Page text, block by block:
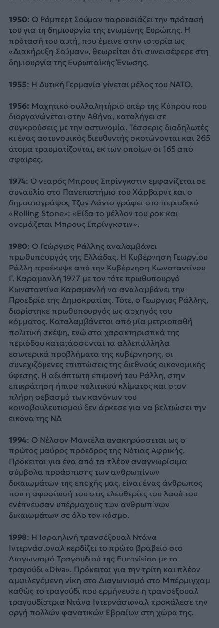
1950: Ο Ρόμπερτ Σούμαν παρουσιάζει την πρότασή
του για τη δημιουργία της ενωμένης Ευρώπης. Η
πρότασή του αυτή, που έμεινε στην ιστορία ως
«Διακήρυξη Σούμαν», θεωρείται ότι συνεισέφερε στη
δημιουργία της Ευρωπαϊκής Ένωσης.
1955: Η Δυτική Γερμανία γίνεται μέλος του ΝΑΤΟ.
1956: Μαχητικό συλλαλητήριο υπέρ της Κύπρου που
διοργανώνεται στην Αθήνα, καταλήγει σε
συγκρούσεις με την αστυνομία. Τέσσερις διαδηλωτές
κι ένας αστυνομικός διευθυντής σκοτώνονται και 265
άτομα τραυματίζονται, εκ των οποίων οι 165 από
σφαίρες.
1974: Ο νεαρός Μπρους Σπρίνγκστιν εμφανίζεται σε
συναυλία στο Πανεπιστήμιο του Χάρβαρντ και ο
δημοσιογράφος Τζον Λάντο γράφει στο περιοδικό
«Rolling Stone»: «Είδα το μέλλον του ροκ και
ονομάζεται Μπρους Σπρίνγκστιν».
1980: Ο Γεώργιος Ράλλης αναλαμβάνει
πρωθυπουργός της Ελλάδας. Η Κυβέρνηση Γεωργίου
Ράλλη προέκυψε από την Κυβέρνηση Κωνσταντίνου
Γ. Καραμανλή 1977 με τον τότε πρωθυπουργό
Κωνσταντίνο Καραμανλή να αναλαμβάνει την
Προεδρία της Δημοκρατίας. Τότε, ο Γεώργιος Ράλλης,
διορίστηκε πρωθυπουργός ως αρχηγός του
κόμματος. Καταλαμβάνεται από μία μετριοπαθή
πολιτική σκέψη, ενώ στα χαρακτηριστικά της
περιόδου κατατάσσονται τα αλλεπάλληλα
εσωτερικά προβλήματα της κυβέρνησης, οι
συνεχιζόμενες επιπτώσεις της διεθνούς οικονομικής
ύφεσης. Η αδιάπτωτη επιμονή του Ράλλη, στην
επικράτηση ήπιου πολιτικού κλίματος και στον
πλήρη σεβασμό των κανόνων του
κοινοβουλευτισμού δεν άρκεσε για να βελτιώσει την
εικόνα της ΝΔ
1994: Ο Νέλσον Μαντέλα ανακηρύσσεται ως ο
πρώτος μαύρος πρόεδρος της Νότιας Αφρικής.
Πρόκειται για ένα από τα πλέον αναγνωρίσιμα
σύμβολα προάσπισης των ανθρωπίνων
δικαιωμάτων της εποχής μας, είναι ένας άνθρωπος
που η αφοσίωσή του στις ελευθερίες του λαού του
ενέπνευσαν υπέρμαχους των ανθρωπίνων
δικαιωμάτων σε όλο τον κόσμο.
1998: Η Ισραηλινή τρανσέξουαλ Ντάνα
Ιντερνάσιοναλ κερδίζει το πρώτο βραβείο στο
Διαγωνισμό Τραγουδιού της Eurovision με το
τραγούδι «Diva». Πρόκειται για την τρίτη και πλέον
αμφιλεγόμενη νίκη στο Διαγωνισμό στο Μπέρμιγχαμ
καθώς το τραγούδι που ερμήνευσε η τρανσέξουαλ
τραγουδίστρια Ντάνα Ιντερνάσιοναλ προκάλεσε την
οργή πολλών φανατικών Εβραίων στη χώρα της.